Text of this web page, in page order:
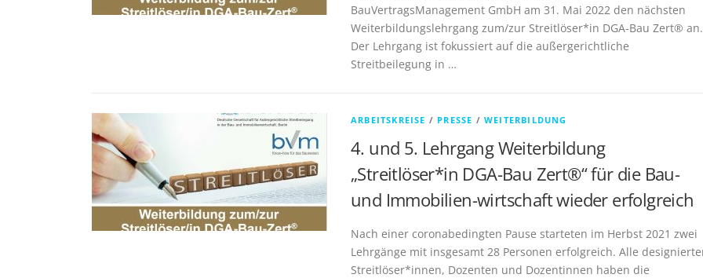
BauVertragsManagement GmbH am 31. Mai 2022 den nächsten
Weiterbildungslehrgang zum/zur Streitlöser*in DGA-Bau Zert® an.
Der Lehrgang ist fokussiert auf die außergerichtliche
Streitbeilegung in …
ARBEITSKREISE / PRESSE /WEITERBILDUNG
4. und 5. Lehrgang Weiterbildung
„Streitlöser*in DGA-Bau Zert®“ für die Bau-
und Immobilien-wirtschaft wieder erfolgreich
Nach einer coronabedingten Pause starteten im Herbst 2021 zwei
Lehrgänge mit insgesamt 28 Personen erfolgreich. Alle
Streitlöser*innen, Dozenten und Dozentinnen haben die